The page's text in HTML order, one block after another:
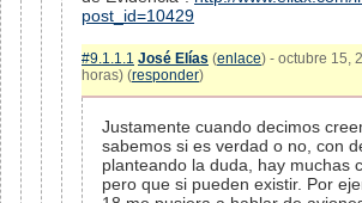
post_id=10429
#9.1.1.1 José Elías (enlace) - octubre 15,
horas) (responder)
Justamente cuando decimos
sabemos si es verdad o no, con
planteando la duda, hay muchas
pero que si pueden existir. Por